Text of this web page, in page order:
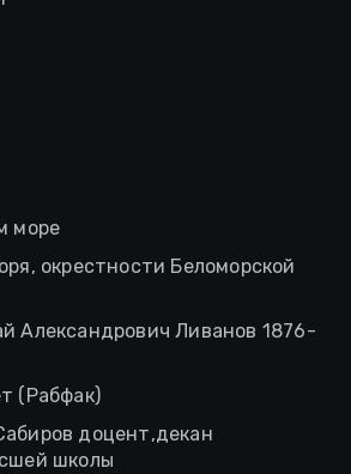
море
окрестности Беломорской
Александрович Ливанов 1876-
(Рабфак)
доцент,декан
школы